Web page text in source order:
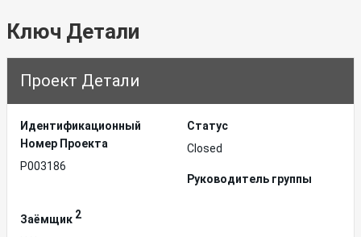
Ключ Детали
Проект Детали
Идентификационный
Hомер Проекта
P003186
Статус
Closed
Руководитель группы
Заёмщик 2